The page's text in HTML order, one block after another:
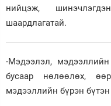
нийцэж,
шаардлагатай.
-Мэдээлэл,
бусаар нөлөөлөх,
мэдээллийн бүрэн